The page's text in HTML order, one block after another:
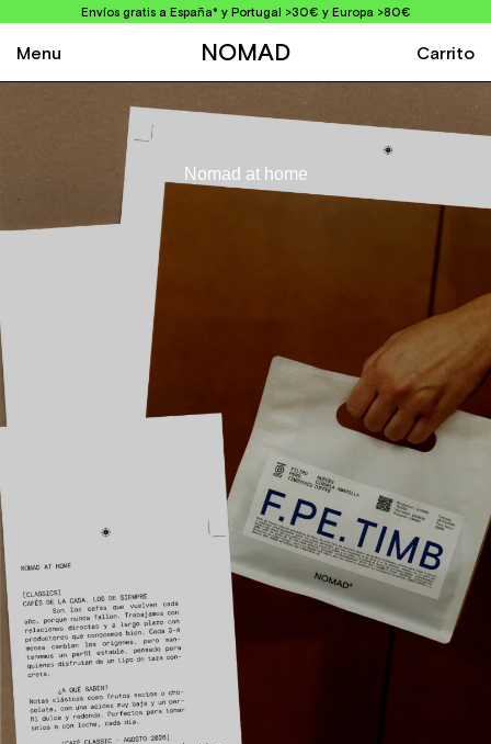
Envíos gratis a España* y Portugal >30€ y Europa >80€
Menu NOMAD Carrito
Nomad at home